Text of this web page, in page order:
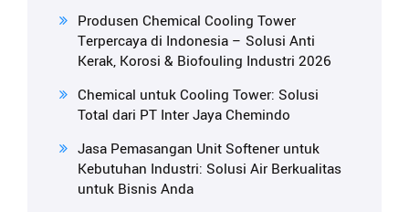
Produsen Chemical Cooling Tower
Terpercaya di Indonesia – Solusi Anti
Kerak, Korosi & Biofouling Industri 2026
Chemical untuk Cooling Tower: Solusi
Total dari PT Inter Jaya Chemindo
Jasa Pemasangan Unit Softener untuk
Kebutuhan Industri: Solusi Air Berkualitas
untuk Bisnis Anda